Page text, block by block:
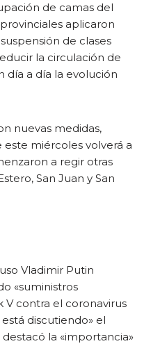
de camas del
aplicaron
de clases
la circulación de
día a día la evolución
nuevas medidas,
miércoles volverá a
a regir otras
San Juan y San
Vladimir Putin
«suministros
V contra el coronavirus
discutiendo» el
la «importancia»